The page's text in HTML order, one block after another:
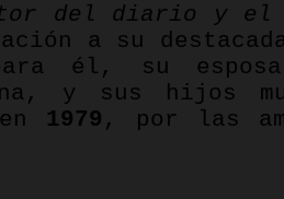
del diario y el
a su
él, su
y sus hijos
1979 , por las